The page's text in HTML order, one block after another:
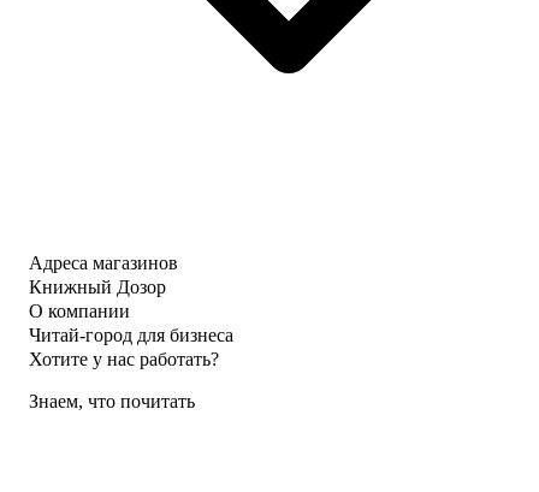
Адреса магазинов
Книжный Дозор
О компании
Читай-город для бизнеса
Хотите у нас работать?
Знаем, что почитать